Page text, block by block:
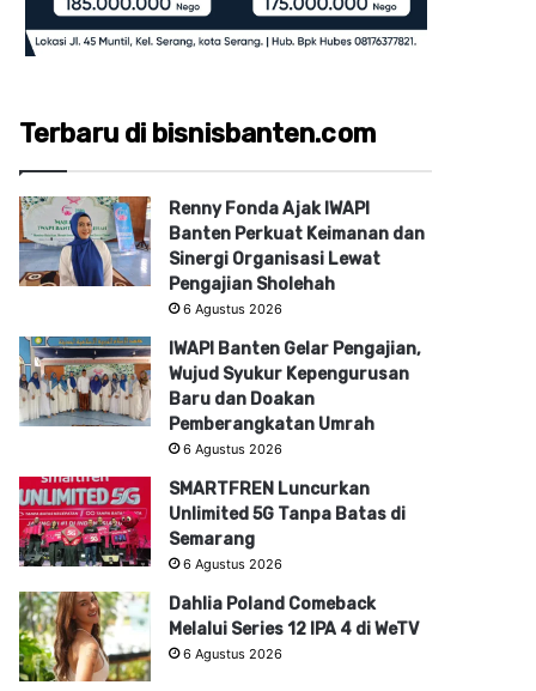
Terbaru di bisnisbanten.com
Renny Fonda Ajak IWAPI
Banten Perkuat Keimanan dan
Sinergi Organisasi Lewat
Pengajian Sholehah
6 Agustus 2026
IWAPI Banten Gelar Pengajian,
Wujud Syukur Kepengurusan
Baru dan Doakan
Pemberangkatan Umrah
6 Agustus 2026
SMARTFREN Luncurkan
Unlimited 5G Tanpa Batas di
Semarang
6 Agustus 2026
Dahlia Poland Comeback
Melalui Series 12 IPA 4 di WeTV
6 Agustus 2026